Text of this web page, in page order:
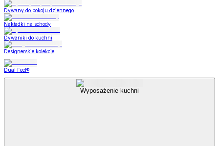
Dywany do pokoju dziennego
Nakładki na schody
Dywaniki do kuchni
Designerskie kolekcje
Dual Feel®
Wyposażenie kuchni